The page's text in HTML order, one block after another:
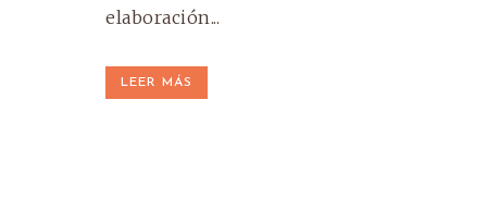
elaboración...
LEER MÁS